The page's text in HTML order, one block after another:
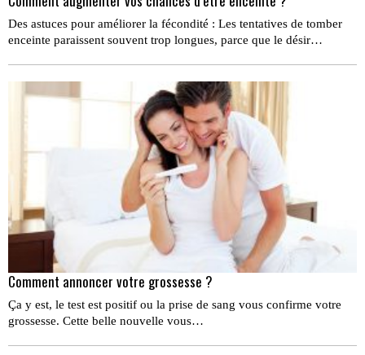
Des astuces pour améliorer la fécondité : Les tentatives de tomber
enceinte paraissent souvent trop longues, parce que le désir…
Comment annoncer votre grossesse ?
Ça y est, le test est positif ou la prise de sang vous confirme votre
grossesse. Cette belle nouvelle vous…